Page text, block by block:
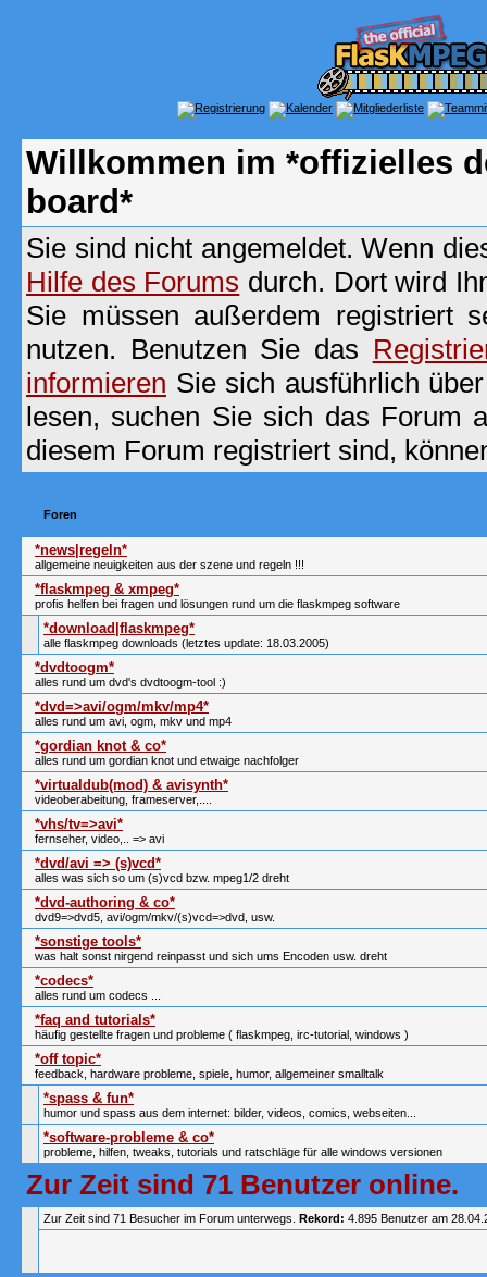
Willkommen im *offizielles
board*
Sie sind nicht angemeldet. Wenn
Hilfe des Forums durch. Dort wird
Sie müssen außerdem registriert
nutzen. Benutzen Sie das
informieren Sie sich ausführlich
lesen, suchen Sie sich das Forum
diesem Forum registriert sind,
Foren
*news|regeln*
allgemeine neuigkeiten aus der szene und regeln !!!
*flaskmpeg & xmpeg*
profis helfen bei fragen und lösungen rund um die flaskmpeg software
*download|flaskmpeg*
alle flaskmpeg downloads (letztes update: 18.03.2005)
*dvdtoogm*
alles rund um dvd's dvdtoogm-tool :)
*dvd=>avi/ogm/mkv/mp4*
alles rund um avi, ogm, mkv und mp4
*gordian knot & co*
alles rund um gordian knot und etwaige nachfolger
*virtualdub(mod) & avisynth*
videoberabeitung, frameserver,....
*vhs/tv=>avi*
fernseher, video,.. => avi
*dvd/avi => (s)vcd*
alles was sich so um (s)vcd bzw. mpeg1/2 dreht
*dvd-authoring & co*
dvd9=>dvd5, avi/ogm/mkv/(s)vcd=>dvd, usw.
*sonstige tools*
was halt sonst nirgend reinpasst und sich ums Encoden usw. dreht
*codecs*
alles rund um codecs ...
*faq and tutorials*
häufig gestellte fragen und probleme ( flaskmpeg, irc-tutorial, windows )
*off topic*
feedback, hardware probleme, spiele, humor, allgemeiner smalltalk
*spass & fun*
humor und spass aus dem internet: bilder, videos, comics, webseiten...
*software-probleme & co*
probleme, hilfen, tweaks, tutorials und ratschläge für alle windows versionen
Zur Zeit sind 71 Benutzer online.
Zur Zeit sind 71 Besucher im Forum unterwegs. Rekord: 4.895 Benutzer am